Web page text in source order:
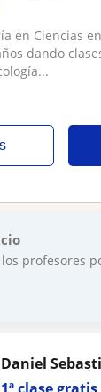
en Ciencias
dando
profesores
Daniel